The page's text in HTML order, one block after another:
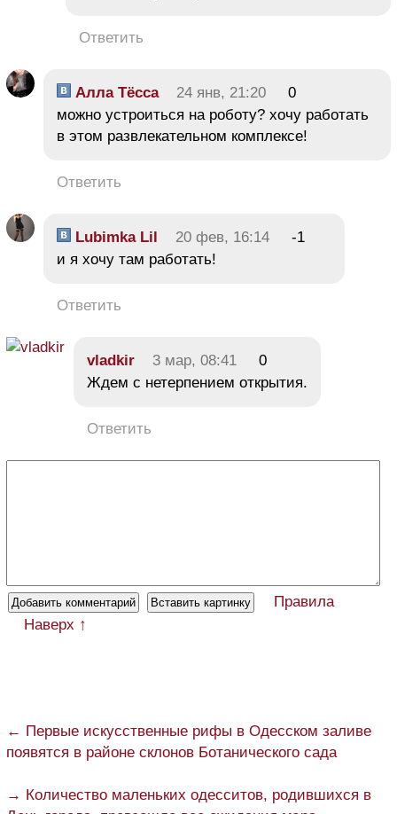
Ответить
Алла Тёсса 24 янв, 21:20
0
можно устроиться на роботу? хочу работать
в этом развлекательном комплексе!
Ответить
Lubimka Lil 20 фев, 16:14
-1
и я хочу там работать!
Ответить
vladkir 3 мар, 08:41
0
Ждем с нетерпением открытия.
Ответить
Правила
Наверх ↑
← Первые искусственные рифы в Одесском заливе
появятся в районе склонов Ботанического сада
→ Количество маленьких одесситов, родившихся в